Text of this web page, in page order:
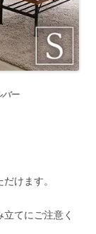
バー
けます。
てにご注意く